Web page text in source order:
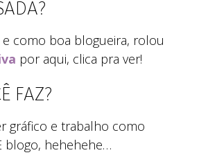
e como boa blogueira, rolou
por aqui, clica pra ver!
FAZ?
gráfico e trabalho como
blogo, hehehehe…